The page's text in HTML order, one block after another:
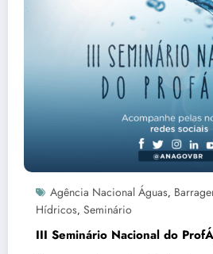
Agência Nacional Águas,
Hídricos, Seminário
III Seminário Nacional do